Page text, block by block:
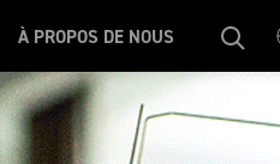
À PROPOS DE NOUS